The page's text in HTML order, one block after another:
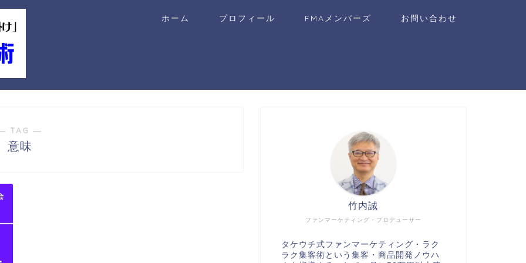
ホーム プロフィール FMAメンバーズ お問い合わせ
TAG ―
意味
ファンマーケティング・プロデューサー
竹内誠
タケウチ式ファンマーケティング・ラク
ラク集客術という集客・商品開発ノウハ